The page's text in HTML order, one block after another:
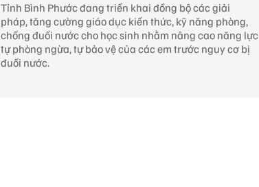
Tỉnh Bình Phước đang triển khai đồng bộ các giải
pháp, tăng cường giáo dục kiến thức, kỹ năng phòng,
chống đuối nước cho học sinh nhằm nâng cao năng lực
tự phòng ngừa, tự bảo vệ của các em trước nguy cơ bị
đuối nước.